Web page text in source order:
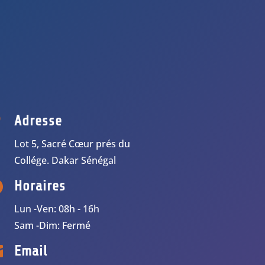
Adresse
Lot 5, Sacré Cœur prés du
Collége. DakarSénégal
Horaires
Lun -Ven: 08h - 16h
Sam -Dim: Fermé
Email